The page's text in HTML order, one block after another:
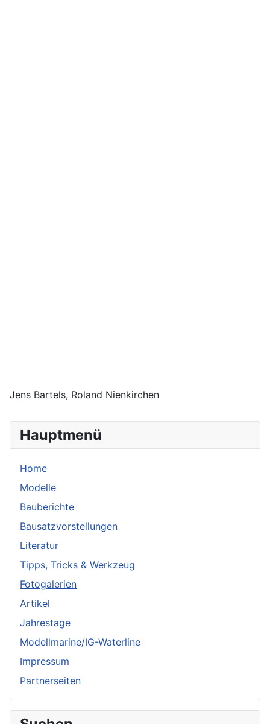
Hauptmenü
Home
Modelle
Bauberichte
Bausatzvorstellungen
Literatur
Tipps, Tricks & Werkzeug
Fotogalerien
Artikel
Jahrestage
Modellmarine/IG-Waterline
Impressum
Partnerseiten
Jens Bartels, Roland Nienkirchen